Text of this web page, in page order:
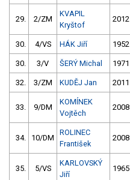
29. 2/ZM
KVAPIL
Kryštof
2012
30. 4/VS HÁK Jiří 1952
30. 3/V ŠERÝ Michal 1971
32. 3/ZM KUDĚJ Jan 2011
33. 9/DM
KOMÍNEK
Vojtěch
2008
34. 10/DM
ROLINEC
František
2008
35. 5/VS
KARLOVSKÝ
Jiří
1965